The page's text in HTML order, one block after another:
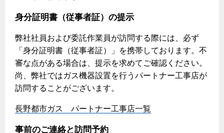
ガス工事について
ガス工事に関する約款・委託要件・内管工事見積単価表
新しく都市ガスをご利用したい方へ
道路・敷地内で工事をされる皆さまへ
60代
プロパンガスから都市ガスへの切り替え
都市ガス切り替えのメリット
導入事例
都市ガス切り替え事例
バスルーム
エコジョーズ
浴室暖房乾燥機・脱衣室
ミストサウナ
衣類乾燥機
リフォームについてのお問い合わせ
身分証明書（従事者証）の提示
弊社社員および委託作業員が訪問する際には、必ず
「身分証明書（従事者証）」を携帯しております。不
審な点がある場合は、提示を求めてご確認ください。
尚、弊社ではガス機器設置を行うパートナー工事店が
訪問することがございます。
長野都市ガス パートナー工事店一覧
事前のご連絡と訪問予約